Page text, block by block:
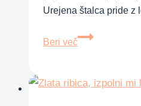
Urejena štalca pride z
Beri več
Najprej
pa